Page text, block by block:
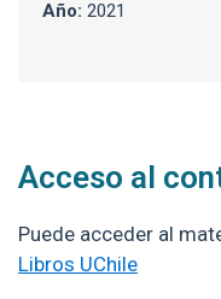
Año: 2021
Acceso al
Puede acceder al
Libros UChile